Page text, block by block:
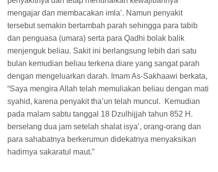
mengajar dan membacakan imla’. Namun penyakit
tersebut semakin bertambah parah sehingga para tabib
dan penguasa (umara) serta para Qadhi bolak balik
menjenguk beliau. Sakit ini berlangsung lebih dari satu
bulan kemudian beliau terkena diare yang sangat parah
dengan mengeluarkan darah. Imam As-Sakhaawi berkata,
“Saya mengira Allah telah memuliakan beliau dengan mati
syahid, karena penyakit tha’un telah muncul. Kemudian
pada malam sabtu tanggal 18 Dzulhijjah tahun 852 H.
berselang dua jam setelah shalat isya’, orang-orang dan
para sahabatnya berkerumun didekatnya menyaksikan
hadirnya sakaratul maut.”